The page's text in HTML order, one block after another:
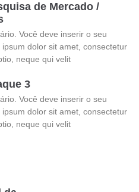
de Mercado /
Você deve inserir o seu
dolor sit amet, consectetur
neque qui velit
3
Você deve inserir o seu
dolor sit amet, consectetur
neque qui velit